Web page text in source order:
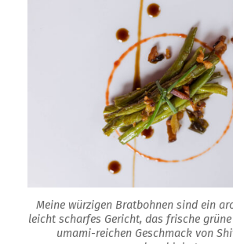
Meine würzigen Bratbohnen sind ein
leicht scharfes Gericht, das frische
umami-reichen Geschmack von